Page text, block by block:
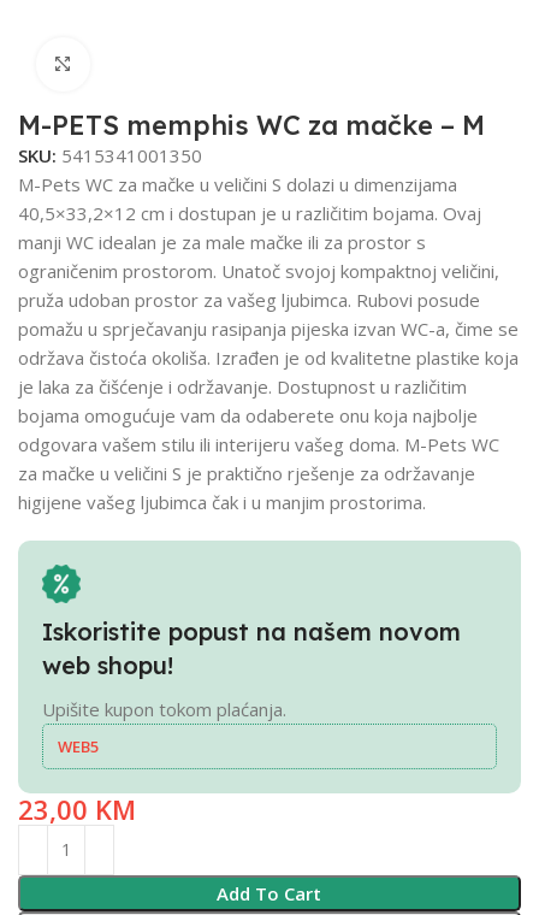
M-PETS memphis WC za mačke – M
SKU: 5415341001350
M-Pets WC za mačke u veličini S dolazi u dimenzijama
40,5×33,2×12 cm i dostupan je u različitim bojama. Ovaj
manji WC idealan je za male mačke ili za prostor s
ograničenim prostorom. Unatoč svojoj kompaktnoj veličini,
pruža udoban prostor za vašeg ljubimca. Rubovi posude
pomažu u sprječavanju rasipanja pijeska izvan WC-a, čime se
održava čistoća okoliša. Izrađen je od kvalitetne plastike koja
je laka za čišćenje i održavanje. Dostupnost u različitim
bojama omogućuje vam da odaberete onu koja najbolje
odgovara vašem stilu ili interijeru vašeg doma. M-Pets WC
za mačke u veličini S je praktično rješenje za održavanje
higijene vašeg ljubimca čak i u manjim prostorima.
Iskoristite popust na našem novom
web shopu!
Upišite kupon tokom plaćanja.
WEB5
23,00 KM
Add To Cart